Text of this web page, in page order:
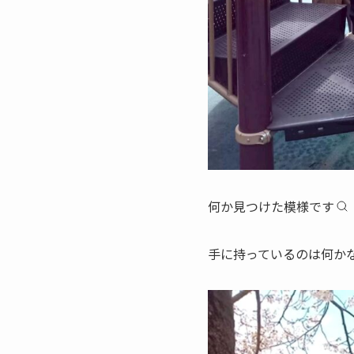
何か見つけた模様です
手に持っているのは何か